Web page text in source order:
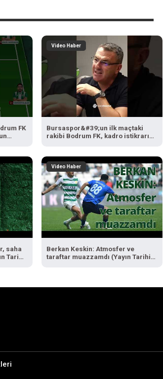
FK
Video Haber
Bursaspor&#39;un ilk maçtaki
rakibi Bodrum FK, kadro istikrarı
saha
Tarihi:
Video Haber
Berkan Keskin: Atmosfer ve
taraftar muazzamdı (Yayın Tarihi: